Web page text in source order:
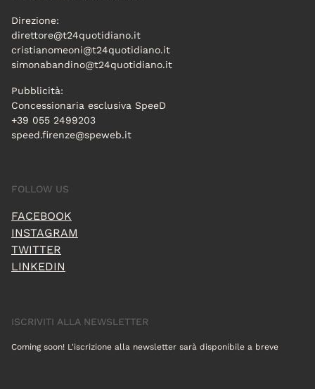
Direzione:
direttore@t24quotidiano.it
cristianomeoni@t24quotidiano.it
simonabandino@t24quotidiano.it
Pubblicità:
Concessionaria esclusiva SpeeD
+39 055 2499203
speed.firenze@speweb.it
FOLLOW US
FACEBOOK
INSTAGRAM
TWITTER
LINKEDIN
ISCRIVITI ALLA NEWSLETTER
Coming soon! L'iscrizione alla newsletter sarà disponibile a breve